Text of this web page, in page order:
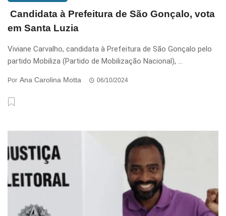
Candidata à Prefeitura de São Gonçalo, vota
em Santa Luzia
Viviane Carvalho, candidata à Prefeitura de São Gonçalo pelo
partido Mobiliza (Partido de Mobilização Nacional), ...
Por Ana Carolina Motta 06/10/2024